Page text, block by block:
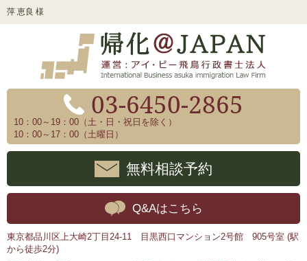
萍 恵良 様
03-6450-2865
10：00～19：00（土・日・祝日を除く）
10：00～17：00（土曜日）
無料相談予約
Q&Aはこちら
東京都品川区上大崎2丁目24-11 目黒西口マンション2号館 905号室 (駅
から徒歩2分)